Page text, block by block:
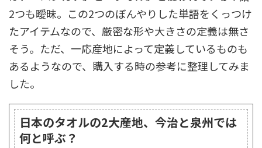
2つも曖昧。この2つのぼんやりした単語をくっつけ
たアイテムなので、厳密な形や大きさの定義は無さ
そう。ただ、一応産地によって定義しているものも
あるようなので、購入する時の参考に整理してみま
した。
日本のタオルの2大産地、今治と泉州では
何と呼ぶ？